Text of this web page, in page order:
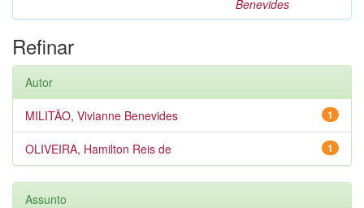
Benevides
Refinar
Autor
1
MILITÃO, Vivianne Benevides
1
OLIVEIRA, Hamilton Reis de
Assunto